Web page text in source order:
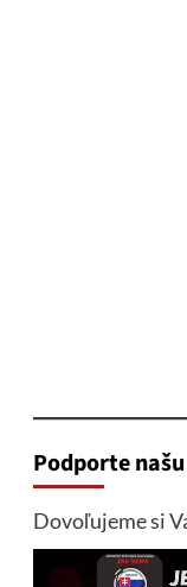
Podporte
Dovoľujeme si